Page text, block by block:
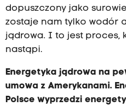
dopuszczony jako
zostaje nam tylko wodór
jądrowa. I to jest proces,
nastąpi.
Energetyka jądrowa na
umowa z Amerykanami.
Polsce wyprzedzi